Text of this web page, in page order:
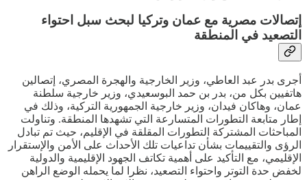
إتصالات مصرية مع عمان وتركيا لبحث سبل احتواء
التصعيد في المنطقة
أجرى بدر عبد العاطي، وزير الخارجية والهجرة المصري، إتصالين
هاتفيين بكل من، بدر بن حمد البوسعيدي، وزير خارجية سلطنة
عمان، وهاكان فيدان، وزير خارجية الجمهورية التركية، وذلك في
إطار متابعة التطورات المتسارعة التي تشهدها المنطقة. وتناولت
المباحثات المشتركة التطورات المقلقة في الإقليم، حيث تم تبادل
الرؤى والتقييمات بشأن تداعيات تلك الأحداث على الأمن والإستقرار
الإقليمي، مع التأكيد على أهمية تكاتف الجهود الإقليمية والدولية
لخفض حدة التوتر واحتواء التصعيد، نظرا لما يحمله الوضع الراهن